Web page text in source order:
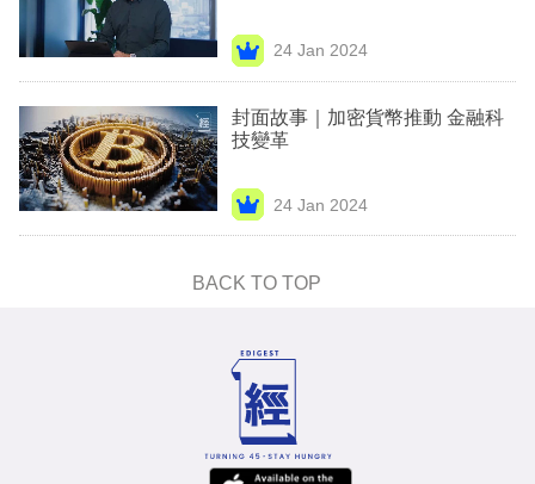
理
商
業
科
技
24 Jan 2024
封面故事｜加密貨幣推動 金融科
技變革
24 Jan 2024
BACK TO TOP